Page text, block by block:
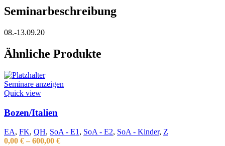
Seminarbeschreibung
08.-13.09.20
Ähnliche Produkte
Seminare anzeigen
Quick view
Bozen/Italien
EA, FK, QH, SoA - E1, SoA - E2, SoA - Kinder, Z
0,00 € – 600,00 €